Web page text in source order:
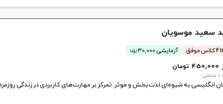
سعید موسویان
موفق آزمایشی 30,000 توما
ن
انگلیسی به شیوه‌ای لذت‌بخش و موثر. تمرکز بر مهارت‌های کاربردی در زندگی